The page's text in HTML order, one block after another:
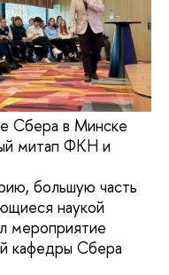
Сбера в Минске
митап ФКН и
большую часть
наукой
мероприятие
кафедры Сбера